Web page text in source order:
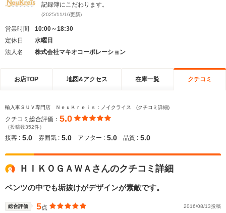
記録簿にこだわります。
(2025/11/16更新)
営業時間
10:00～18:30
定休日
水曜日
法人名
株式会社マキオコーポレーション
お店TOP 地図&アクセス 在庫一覧 クチコミ
輸入車ＳＵＶ専門店 ＮｅｕＫｒｅｉｓ：ノイクライス (クチコミ詳細)
クチコミ総合評価： 5.0
（投稿数352件）
接客 : 5.0 雰囲気 : 5.0 アフター : 5.0 品質 : 5.0
ＨＩＫＯＧＡＷＡさんのクチコミ詳細
ベンツの中でも垢抜けがデザインが素敵です。
総合評価 5点 2016/08/13投稿